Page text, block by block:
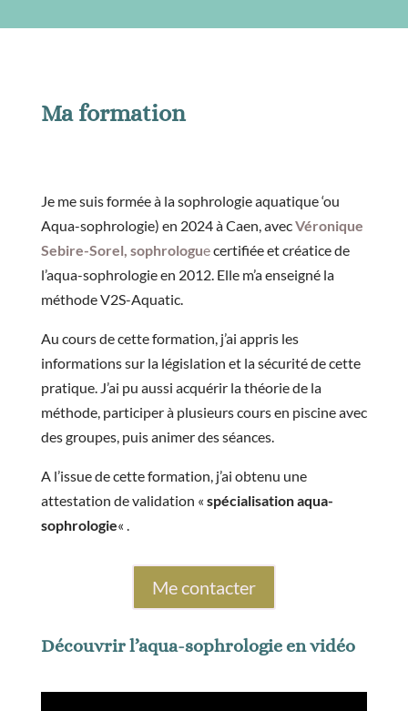
Ma formation
Je me suis formée à la sophrologie aquatique ‘ou
Aqua-sophrologie) en 2024 à Caen, avecVéronique
Sebire-Sorel, sophrologuecertifiée et créatice de
l’aqua-sophrologie en 2012. Elle m’a enseigné la
méthode V2S-Aquatic.
Au cours de cette formation, j’ai appris les
informations sur la législation et la sécurité de cette
pratique. J’ai pu aussi acquérir la théorie de la
méthode, participer à plusieurs cours en piscine avec
des groupes, puis animer des séances.
A l’issue de cette formation, j’ai obtenu une
attestation de validation « spécialisation aqua-
sophrologie« .
Me contacter
Découvrir l’aqua-sophrologie en vidéo